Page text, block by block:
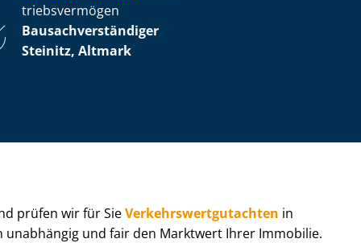
triebs­ver­mö­gen
Bau­sach­ver­stän­di­ger
Steinitz, Altmark
prüfen wir für SieVer­kehrs­wert­gut­ach­ten in
unabhängig und fair den Marktwert Ihrer Immobilie.